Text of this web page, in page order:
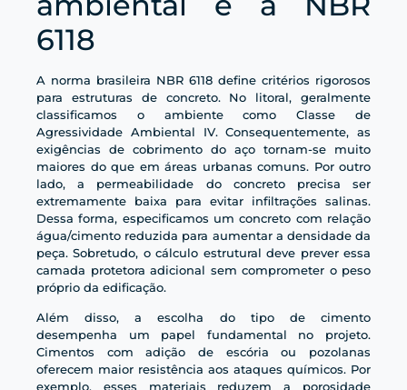
6118
A norma brasileira NBR 6118 define critérios rigorosos
para estruturas de concreto. No litoral, geralmente
classificamos o ambiente como Classe de
Agressividade Ambiental IV. Consequentemente, as
exigências de cobrimento do aço tornam-se muito
maiores do que em áreas urbanas comuns. Por outro
lado, a permeabilidade do concreto precisa ser
extremamente baixa para evitar infiltrações salinas.
Dessa forma, especificamos um concreto com relação
água/cimento reduzida para aumentar a densidade da
peça. Sobretudo, o cálculo estrutural deve prever essa
camada protetora adicional sem comprometer o peso
próprio da edificação.
Além disso, a escolha do tipo de cimento
desempenha um papel fundamental no projeto.
Cimentos com adição de escória ou pozolanas
oferecem maior resistência aos ataques químicos. Por
exemplo, esses materiais reduzem a porosidade